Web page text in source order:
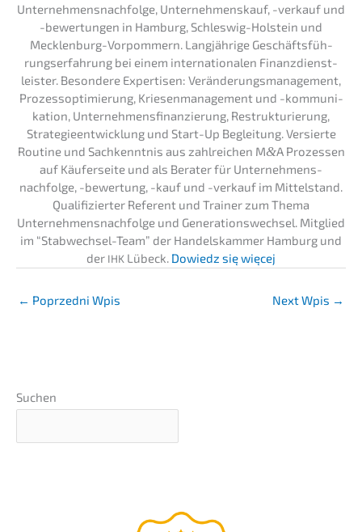
Unternehmens­nachfolge, Unter­nehmens­kauf, -verkauf und
-bewer­tun­gen in Hamburg, Schles­wig-Holstein und
Mecklen­burg-Vorpom­mern. Langjäh­ri­ge Geschäfts­füh­
rungs­er­fah­rung bei einem inter­na­tio­na­len Finanz­dienst­
leis­ter. Beson­de­re Exper­ti­sen: Verän­de­rungs­ma­nage­ment,
Prozess­op­ti­mie­rung, Kriesen­ma­nage­ment und -kommu­ni­
ka­ti­on, Unter­neh­mens­fi­nan­zie­rung, Restruk­tu­rie­rung,
Strate­gie­ent­wick­lung und Start-Up Beglei­tung. Versier­te
Routi­ne und Sachkennt­nis aus zahlrei­chen M&A Prozes­sen
auf Käufer­sei­te und als Berater für Unternehmens­
nachfolge, -bewer­tung, -kauf und -verkauf im Mittel­stand.
Quali­fi­zier­ter Referent und Trainer zum Thema
Unternehmens­nachfolge und Generations­wechsel. Mitglied
im “Stabwech­sel-Team” der Handels­kam­mer Hamburg und
der IHK Lübeck. Dowiedz się więcej
← Poprzedni Wpis Next Wpis →
Suchen
webinar–präsen­tiert